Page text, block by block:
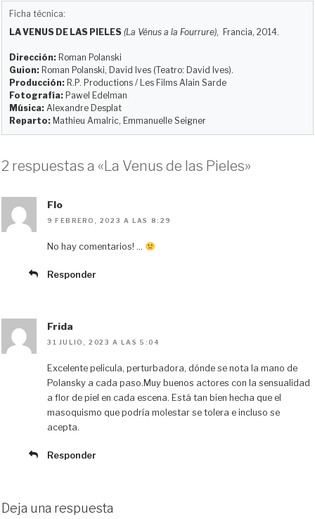
u
s
k
y
o
d
o
n
b
o
o
k
i
t
l
a
t
i
Ficha técnica:
LA VENUS DE LAS PIELES (La Vénus a la Fourrure), Francia, 2014.
Dirección: Roman Polanski
Guion: Roman Polanski, David Ives (Teatro: David Ives).
Producción: R.P. Productions / Les Films Alain Sarde
Fotografía: Pawel Edelman
Música: Alexandre Desplat
Reparto: Mathieu Amalric, Emmanuelle Seigner
2 respuestas a «La Venus de las Pieles»
Flo
9 FEBRERO, 2023 A LAS 8:29
No hay comentarios! …
Responder
Frida
31 JULIO, 2023 A LAS 5:04
Excelente pelicula, perturbadora, dónde se nota la mano de
Polansky a cada paso.Muy buenos actores con la sensualidad
a flor de piel en cada escena. Está tan bien hecha que el
masoquismo que podría molestar se tolera e incluso se
acepta.
Responder
Deja una respuesta